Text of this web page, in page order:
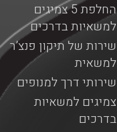
החלפת 5 צמיגים
למשאיות בדרכים
שירות של תיקון פנצ’ר
למשאית
שירותי דרך למנופים
צמיגים למשאיות
בדרכים